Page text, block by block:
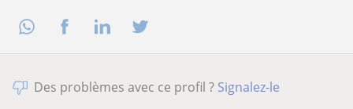
Des problèmes avec ce profil ? Signalez-le